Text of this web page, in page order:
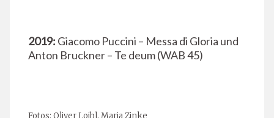
2019: Giacomo Puccini – Messa di Gloria und
Anton Bruckner – Te deum (WAB 45)
Fotos: Oliver Loibl, Maria Zinke